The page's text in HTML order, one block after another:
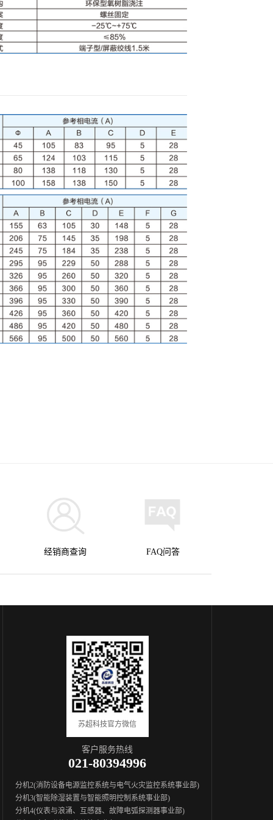
经销商查询 FAQ问答
苏超科技官方微信
客户服务热线
021-80394996
分机2(消防设备电源监控系统与电气火灾监控系统事业部)
分机3(智能除湿装置与智能照明控制系统事业部)
分机4(仪表与浪涌、互感器、故障电弧探测器事业部)